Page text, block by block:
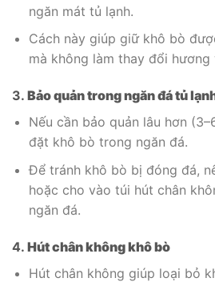
ngăn mát tủ lạnh.
Cách này giúp giữ khô bò
mà không làm thay đổi hương
3. Bảo quản trong ngăn đá tủ
Nếu cần bảo quản lâu hơn
đặt khô bò trong ngăn đá.
Để tránh khô bò bị đóng đá,
hoặc cho vào túi hút chân
ngăn đá.
4. Hút chân không khô bò
Hút chân không giúp loại bỏ